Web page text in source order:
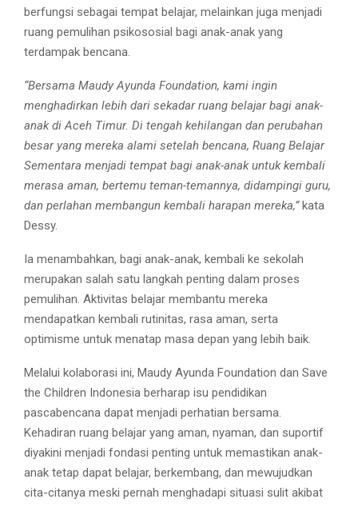
berfungsi sebagai tempat belajar, melainkan juga menjadi
ruang pemulihan psikososial bagi anak-anak yang
terdampak bencana.
“Bersama Maudy Ayunda Foundation, kami ingin
menghadirkan lebih dari sekadar ruang belajar bagi anak-
anak di Aceh Timur. Di tengah kehilangan dan perubahan
besar yang mereka alami setelah bencana, Ruang Belajar
Sementara menjadi tempat bagi anak-anak untuk kembali
merasa aman, bertemu teman-temannya, didampingi guru,
dan perlahan membangun kembali harapan mereka,”kata
Dessy.
Ia menambahkan, bagi anak-anak, kembali ke sekolah
merupakan salah satu langkah penting dalam proses
pemulihan. Aktivitas belajar membantu mereka
mendapatkan kembali rutinitas, rasa aman, serta
optimisme untuk menatap masa depan yang lebih baik.
Melalui kolaborasi ini, Maudy Ayunda Foundation dan Save
the Children Indonesia berharap isu pendidikan
pascabencana dapat menjadi perhatian bersama.
Kehadiran ruang belajar yang aman, nyaman, dan suportif
diyakini menjadi fondasi penting untuk memastikan anak-
anak tetap dapat belajar, berkembang, dan mewujudkan
cita-citanya meski pernah menghadapi situasi sulit akibat